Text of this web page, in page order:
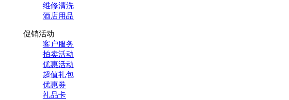
维修清洗
酒店用品
促销活动
客户服务
拍卖活动
优惠活动
超值礼包
优惠券
礼品卡